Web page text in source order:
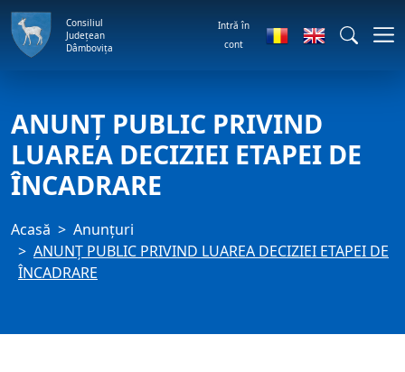
Consiliul
Județean
Dâmbovița
Intră în
cont
ANUNŢ PUBLIC PRIVIND
LUAREA DECIZIEI ETAPEI DE
ÎNCADRARE
Acasă
Anunţuri
ANUNŢ PUBLIC PRIVIND LUAREA DECIZIEI ETAPEI DE
ÎNCADRARE